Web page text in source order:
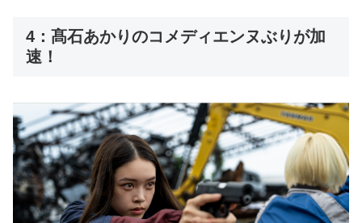
4：髙石あかりのコメディエンヌぶりが加
速！